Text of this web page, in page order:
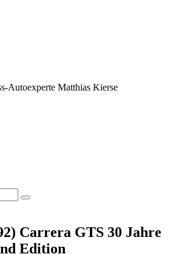
Autoexperte Matthias Kierse
Search
Carrera GTS 30 Jahre
Edition